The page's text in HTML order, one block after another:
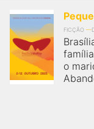
FICÇÃO
o